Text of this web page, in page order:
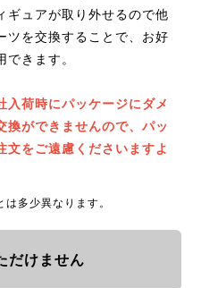
ギュアが取り外せるので他
ツを交換することで、お好
できます。
荷時にパッケージにダメ
換ができませんので、パッ
文をご遠慮くださいますよ
多少異なります。
だけません